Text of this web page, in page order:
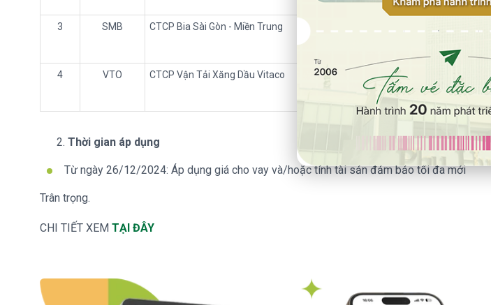
3 SMB CTCP Bia Sài Gòn - Miền Trung
4 VTO CTCP Vận Tải Xăng Dầu Vitaco
Thời gian áp dụng
Từ ngày 26/12/2024: Áp dụng giá cho vay và/hoặc tính tài sản đảm bảo tối đa mới
Trân trọng.
CHI TIẾT XEM TẠI ĐÂY